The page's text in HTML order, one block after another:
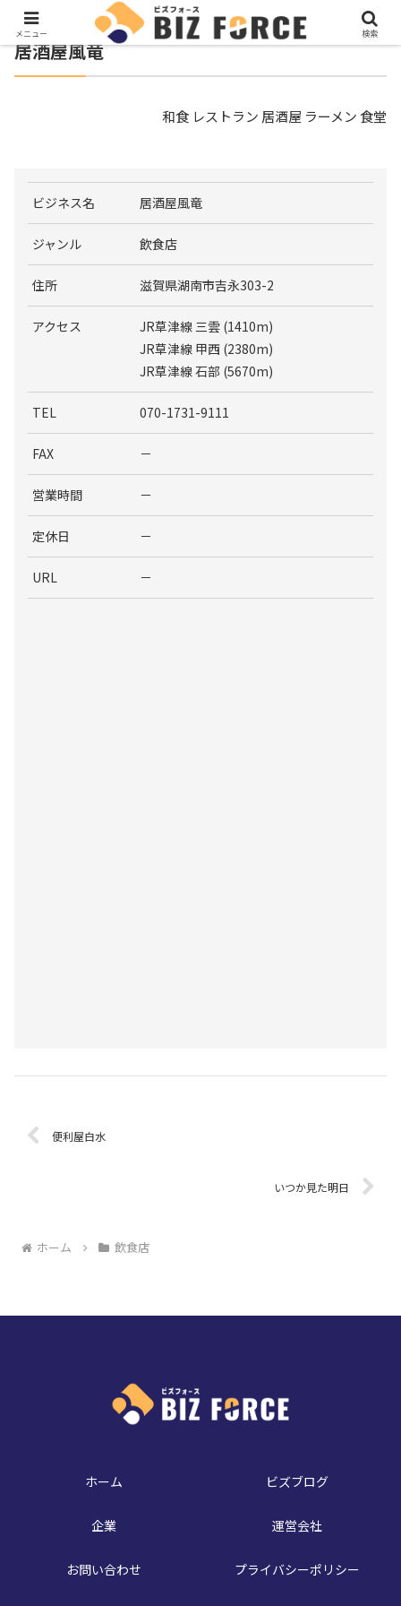
居酒屋風竜
和食 レストラン 居酒屋 ラーメン 食堂
ビジネス名 居酒屋風竜
ジャンル 飲食店
住所 滋賀県湖南市吉永303-2
アクセス
JR草津線 三雲 (1410m)
JR草津線 甲西 (2380m)
JR草津線 石部 (5670m)
TEL 070-1731-9111
FAX －
営業時間 －
定休日 －
URL －
便利屋白水
いつか見た明日
ホーム 飲食店
ホーム ビズブログ
企業 運営会社
お問い合わせ プライバシーポリシー
メニュー 検索